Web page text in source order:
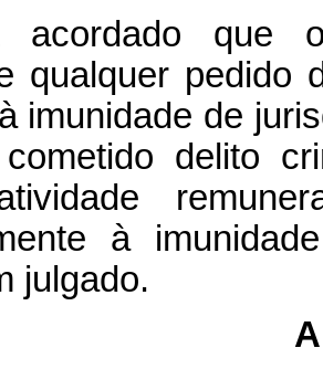
acordado que o
qualquer pedido
imunidade de
delito
à
julgado.